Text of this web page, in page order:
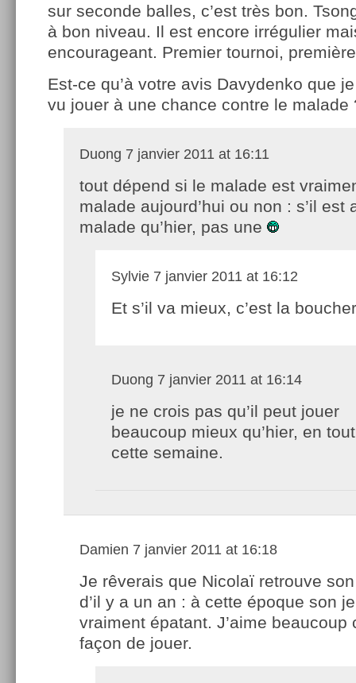
sur seconde balles, c’est très bon.
à bon niveau. Il est encore irrégulier
encourageant. Premier tournoi,
Est-ce qu’à votre avis Davydenko que
vu jouer à une chance contre le malade
Duong 7 janvier 2011 at 16:11
tout dépend si le malade est
malade aujourd’hui ou non : s’il est
malade qu’hier, pas une
Sylvie 7 janvier 2011 at 16:12
Et s’il va mieux, c’est la
Duong 7 janvier 2011 at 16:14
je ne crois pas qu’il peut jouer
beaucoup mieux qu’hier, en
cette semaine.
Damien 7 janvier 2011 at 16:18
Je rêverais que Nicolaï retrouve
d’il y a un an : à cette époque son
vraiment épatant. J’aime beaucoup
façon de jouer.